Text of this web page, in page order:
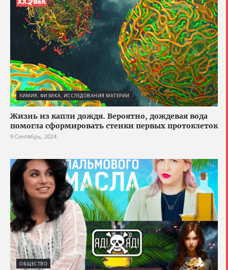
ХИМИЯ, ФИЗИКА, ИССЛЕДОВАНИЯ МАТЕРИИ
Жизнь из капли дождя. Вероятно, дождевая вода
помогла сформировать стенки первых протоклеток
9 Сентябрь, 2024
ОБЩЕСТВО